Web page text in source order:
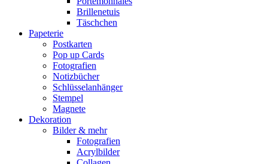
Brillenetuis
Täschchen
Papeterie
Postkarten
Pop up Cards
Fotografien
Notizbücher
Schlüsselanhänger
Stempel
Magnete
Dekoration
Bilder & mehr
Fotografien
Acrylbilder